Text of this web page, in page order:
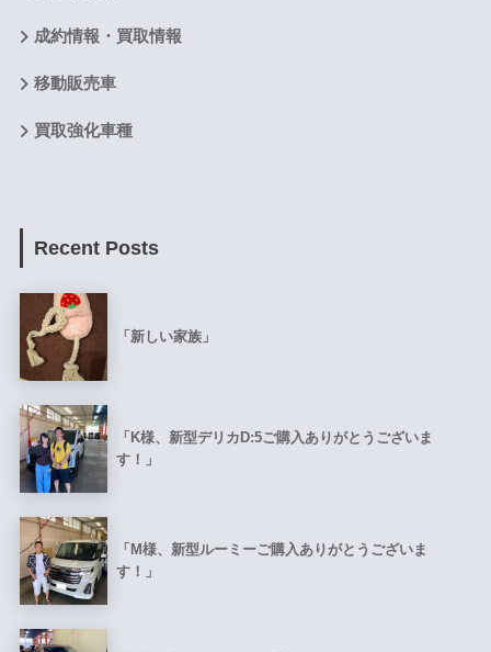
成約情報・買取情報
移動販売車
買取強化車種
Recent Posts
「新しい家族」
「K様、新型デリカD:5ご購入ありがとうございま
す！」
「M様、新型ルーミーご購入ありがとうございま
す！」